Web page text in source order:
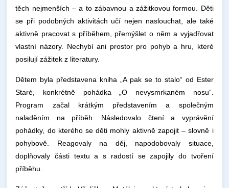
těch nejmenších – a to zábavnou a zážitkovou formou. Děti
se při podobných aktivitách učí nejen naslouchat, ale také
aktivně pracovat s příběhem, přemýšlet o něm a vyjadřovat
vlastní názory. Nechybí ani prostor pro pohyb a hru, které
posilují zážitek z literatury.
Dětem byla představena kniha „A pak se to stalo“ od Ester
Staré, konkrétně pohádka „O nevysmrkaném nosu“.
Program začal krátkým představením a společným
naladěním na příběh. Následovalo čtení a vyprávění
pohádky, do kterého se děti mohly aktivně zapojit – slovně i
pohybově. Reagovaly na děj, napodobovaly situace,
doplňovaly části textu a s radostí se zapojily do tvoření
příběhu.